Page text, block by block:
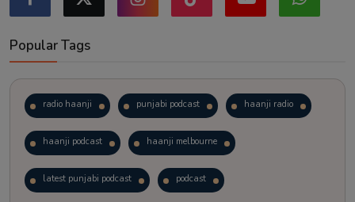
Popular Tags
radio haanji punjabi podcast haanji radio
haanji podcast haanji melbourne
latest punjabi podcast podcast